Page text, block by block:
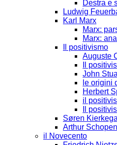
Destra e
Ludwig
Karl Marx
Marx:
Marx:
Il positivismo
Auguste
Il
John
le origini
Herbert
il
Il
Søren
Arthur
il Novecento